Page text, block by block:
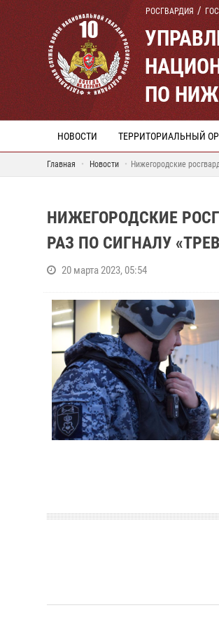
РОСГВАРДИЯ
ПО
НОВОСТИ ТЕРРИТОРИАЛЬНЫЙ
Главная Новости Нижегородские
НИЖЕГОРОДСКИЕ
РАЗ ПО СИГНАЛУ
20 марта 2023, 05:54